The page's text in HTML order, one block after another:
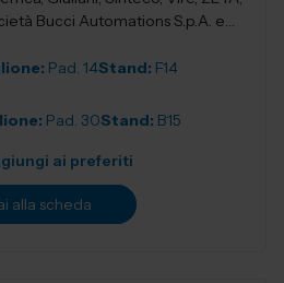
Bucci Automations S.p.A. e
Pad. 14Stand: F14
Pad. 30Stand: B15
ai preferiti
alla scheda